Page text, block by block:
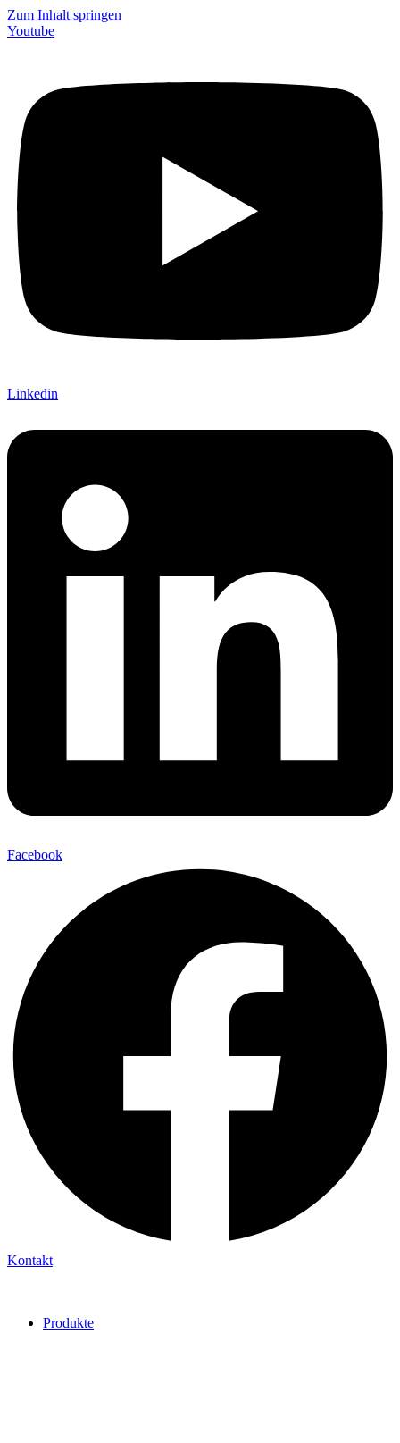
Zum Inhalt springen
Youtube
Linkedin
Facebook
Kontakt
Produkte